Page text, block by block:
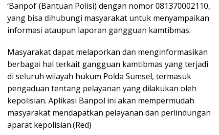
‘Banpol’ (Bantuan Polisi) dengan nomor 081370002110,
yang bisa dihubungi masyarakat untuk menyampaikan
informasi ataupun laporan gangguan kamtibmas.
Masyarakat dapat melaporkan dan menginformasikan
berbagai hal terkait gangguan kamtibmas yang terjadi
di seluruh wilayah hukum Polda Sumsel, termasuk
pengaduan tentang pelayanan yang dilakukan oleh
kepolisian. Aplikasi Banpol ini akan mempermudah
masyarakat mendapatkan pelayanan dan perlindungan
aparat kepolisian.(Red)